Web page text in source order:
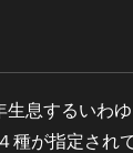
息するいわ
種が指定され